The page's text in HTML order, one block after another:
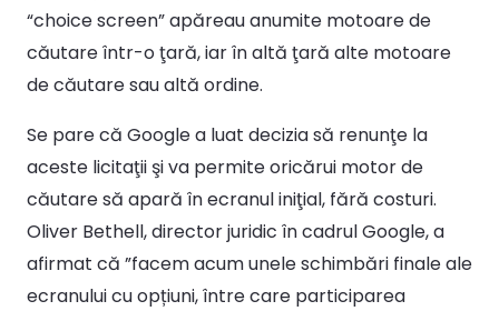
“choice screen” apăreau anumite motoare de
căutare într-o ţară, iar în altă ţară alte motoare
de căutare sau altă ordine.
Se pare că Google a luat decizia să renunţe la
aceste licitaţii şi va permite oricărui motor de
căutare să apară în ecranul iniţial, fără costuri.
Oliver Bethell, director juridic în cadrul Google, a
afirmat că ”facem acum unele schimbări finale ale
ecranului cu opțiuni, între care participarea